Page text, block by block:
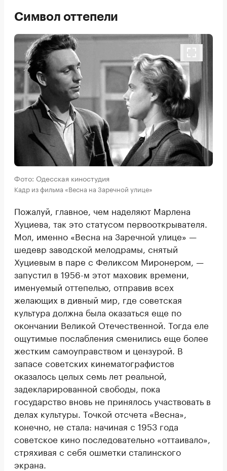
Символ оттепели
Фото: Одесская киностудия
Кадр из фильма «Весна на Заречной улице»
Пожалуй, главное, чем наделяют Марлена
Хуциева, так это статусом первооткрывателя.
Мол, именно «Весна на Заречной улице» —
шедевр заводской мелодрамы, снятый
Хуциевым в паре с Феликсом Миронером, —
запустил в 1956-м этот маховик времени,
именуемый оттепелью, отправив всех
желающих в дивный мир, где советская
культура должна была оказаться еще по
окончании Великой Отечественной. Тогда еле
ощутимые послабления сменились еще более
жестким самоуправством и цензурой. В
запасе советских кинематографистов
оказалось целых семь лет реальной,
задекларированной свободы, пока
государство вновь не принялось участвовать в
делах культуры. Точкой отсчета «Весна»,
конечно, не стала: начиная с 1953 года
советское кино последовательно «оттаивало»,
стряхивая с себя ошметки сталинского
экрана.